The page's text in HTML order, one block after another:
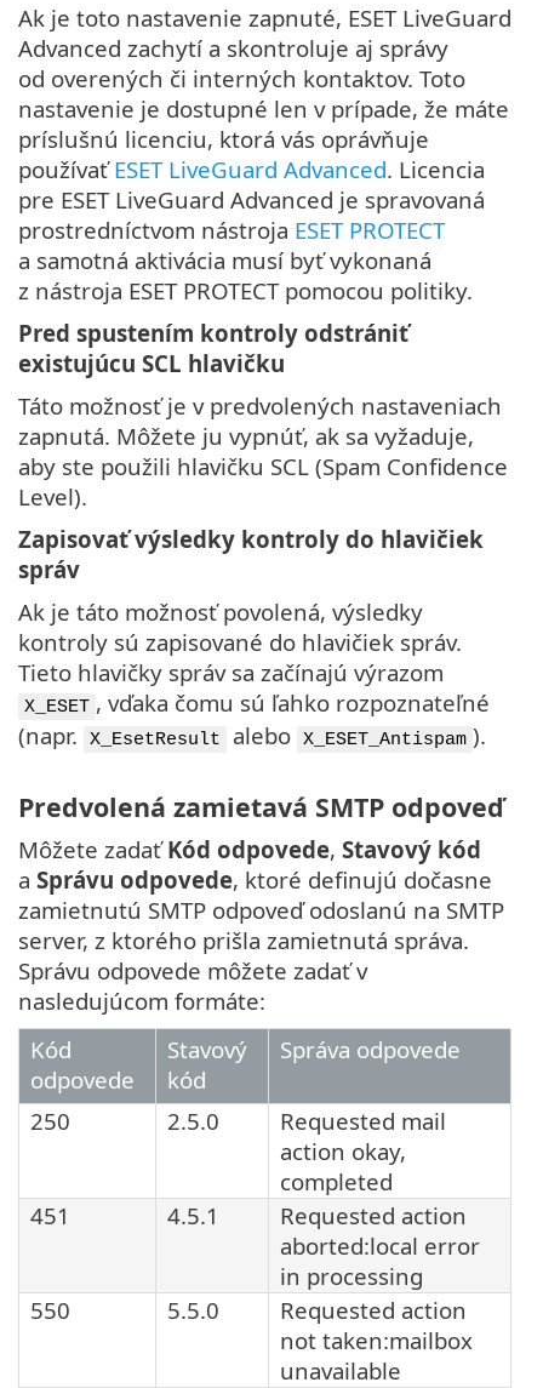
Ak je toto nastavenie zapnuté, ESET LiveGuard
Advanced zachytí a skontroluje aj správy
od overených či interných kontaktov. Toto
nastavenie je dostupné len v prípade, že máte
príslušnú licenciu, ktorá vás oprávňuje
používaťESET LiveGuard Advanced. Licencia
pre ESET LiveGuard Advanced je spravovaná
prostredníctvom nástroja ESET PROTECT
a samotná aktivácia musí byť vykonaná
z nástroja ESET PROTECT pomocou politiky.
Pred spustením kontroly odstrániť
existujúcu SCL hlavičku
Táto možnosť je v predvolených nastaveniach
zapnutá. Môžete ju vypnúť, ak sa vyžaduje,
aby ste použili hlavičku SCL (Spam Confidence
Level).
Zapisovať výsledky kontroly do hlavičiek
správ
Ak je táto možnosť povolená, výsledky
kontroly sú zapisované do hlavičiek správ.
Tieto hlavičky správ sa začínajú výrazom
X_ESET , vďaka čomu sú ľahko rozpoznateľné
(napr.
X_EsetResult alebo X_ESET_Antispam ).
Predvolená zamietavá SMTP odpoveď
Môžete zadaťKód odpovede, Stavový kód
a Správu odpovede, ktoré definujú dočasne
zamietnutú SMTP odpoveď odoslanú na SMTP
server, z ktorého prišla zamietnutá správa.
Správu odpovede môžete zadať v
nasledujúcom formáte:
Kód
odpovede
Stavový
kód
Správa odpovede
250 2.5.0
Requested mail
action okay,
completed
451
4.5.1
Requested action
aborted:local error
in processing
550
5.5.0
Requested action
not taken:mailbox
unavailable